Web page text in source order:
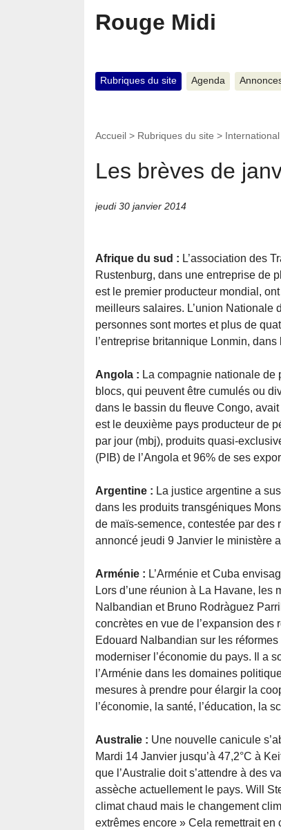
Rouge Midi
Rubriques du site Agenda
Accueil > Rubriques du site > International
Les brèves de
jeudi 30 janvier 2014
Afrique du sud : L’association des
Rustenburg, dans une entreprise de
est le premier producteur mondial,
meilleurs salaires. L’union Nationale
personnes sont mortes et plus de
l’entreprise britannique Lonmin,
Angola : La compagnie nationale
blocs, qui peuvent être cumulés ou
dans le bassin du fleuve Congo,
est le deuxième pays producteur de
par jour (mbj), produits quasi-
(PIB) de l’Angola et 96% de ses
Argentine : La justice argentine a
dans les produits transgéniques
de maïs-semence, contestée par des
annoncé jeudi 9 Janvier le ministère
Arménie : L’Arménie et Cuba
Lors d’une réunion à La Havane, les
Nalbandian et Bruno Rodrà­guez
concrètes en vue de l’expansion
Edouard Nalbandian sur les
moderniser l’économie du pays. Il a
l’Arménie dans les domaines
mesures à prendre pour élargir la
l’économie, la santé, l’éducation, la
Australie : Une nouvelle canicule
Mardi 14 Janvier jusqu’à 47,2°C à
que l’Australie doit s’attendre à des
assèche actuellement le pays. Will
climat chaud mais le changement
extrêmes encore » Cela remettrait